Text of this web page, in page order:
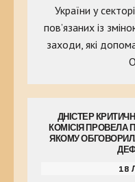
України у
пов’язаних із
заходи, які
ДНІСТЕР
КОМІСІЯ ПРОВЕЛА
ЯКОМУ
18